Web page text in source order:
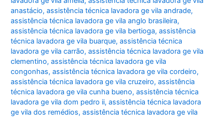
anastácio,assistência técnica lavadora ge vila andrade,
assistência técnica lavadora ge vila anglo brasileira,
assistência técnica lavadora ge vila bertioga,assistência
técnica lavadora ge vila buarque,assistência técnica
lavadora ge vila carrão,assistência técnica lavadora ge vila
clementino,assistência técnica lavadora ge vila
congonhas,assistência técnica lavadora ge vila cordeiro,
assistência técnica lavadora ge vila cruzeiro,assistência
técnica lavadora ge vila cunha bueno,assistência técnica
lavadora ge vila dom pedro ii,assistência técnica lavadora
ge vila dos remédios,assistência técnica lavadora ge vila